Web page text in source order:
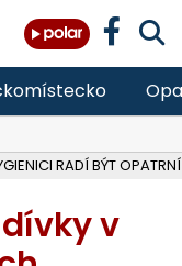
RADÍ BÝT OPATRNÍ
v